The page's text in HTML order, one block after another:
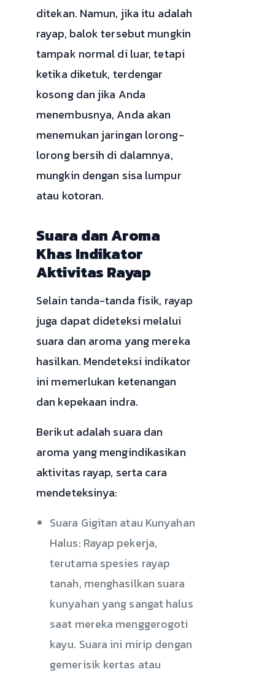
ditekan. Namun, jika itu adalah
rayap, balok tersebut mungkin
tampak normal di luar, tetapi
ketika diketuk, terdengar
kosong dan jika Anda
menembusnya, Anda akan
menemukan jaringan lorong-
lorong bersih di dalamnya,
mungkin dengan sisa lumpur
atau kotoran.
Suara dan Aroma
Khas Indikator
Aktivitas Rayap
Selain tanda-tanda fisik, rayap
juga dapat dideteksi melalui
suara dan aroma yang mereka
hasilkan. Mendeteksi indikator
ini memerlukan ketenangan
dan kepekaan indra.
Berikut adalah suara dan
aroma yang mengindikasikan
aktivitas rayap, serta cara
mendeteksinya:
Suara Gigitan atau Kunyahan
Halus: Rayap pekerja,
terutama spesies rayap
tanah, menghasilkan suara
kunyahan yang sangat halus
saat mereka menggerogoti
kayu. Suara ini mirip dengan
gemerisik kertas atau